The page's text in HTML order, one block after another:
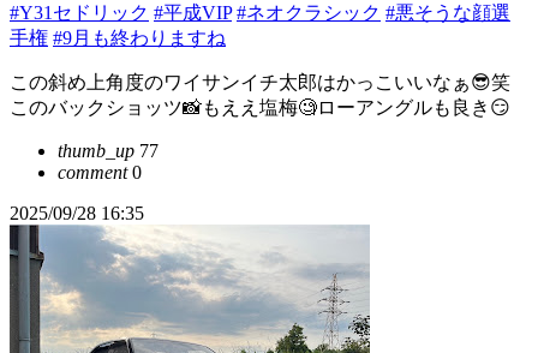
#Y31セドリック #平成VIP #ネオクラシック #悪そうな顔選
手権 #9月も終わりますね
この斜め上角度のワイサンイチ太郎はかっこいいなぁ😎笑
このバックショッツ📸もええ塩梅🧐ローアングルも良き😏
thumb_up 77
comment0
2025/09/28 16:35